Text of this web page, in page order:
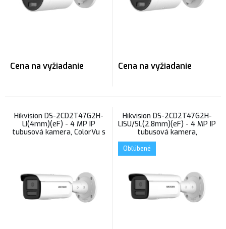
Cena na vyžiadanie Cena na vyžiadanie
Hikvision DS-2CD2T47G2H-
LI(4mm)(eF) - 4 MP IP
tubusová kamera, ColorVu s
Hikvision DS-2CD2T47G2H-
LISU/SL(2.8mm)(eF) - 4 MP IP
tubusová kamera,
mikrofón/reproduktor,
ColorVu s hybridným
prísvitom
Obľúbené